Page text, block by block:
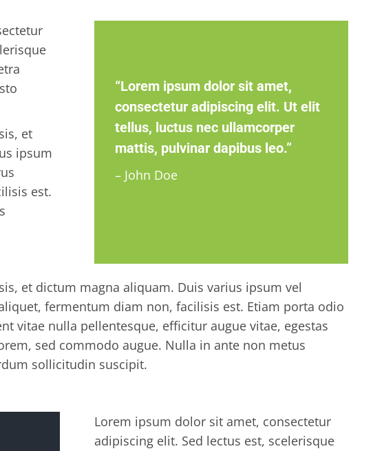
et
ipsum
est.
“Lorem ipsum dolor sit amet,
consectetur adipiscing elit. Ut elit
tellus, luctus nec ullamcorper
mattis, pulvinar dapibus leo.”
– John Doe
et dictum magna aliquam. Duis varius ipsum vel
fermentum diam non, facilisis est. Etiam porta odio
vitae nulla pellentesque, efficitur augue vitae, egestas
sed commodo augue. Nulla in ante non metus
sollicitudin suscipit.
Lorem ipsum dolor sit amet, consectetur
adipiscing elit. Sed lectus est, scelerisque